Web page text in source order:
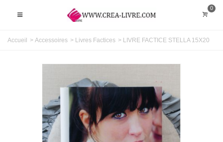
0
Accueil > Accessoires > Livres Factices > LIVRE FACTICE STELLA 15X20